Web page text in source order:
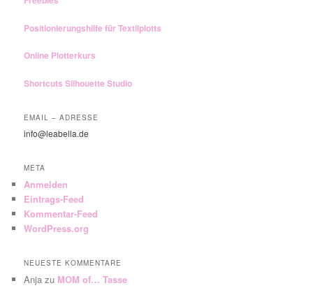
Positionierungshilfe für Textilplotts
Online Plotterkurs
Shortcuts Silhouette Studio
EMAIL – ADRESSE
info@leabella.de
META
Anmelden
Eintrags-Feed
Kommentar-Feed
WordPress.org
NEUESTE KOMMENTARE
Anja zu MOM of… Tasse